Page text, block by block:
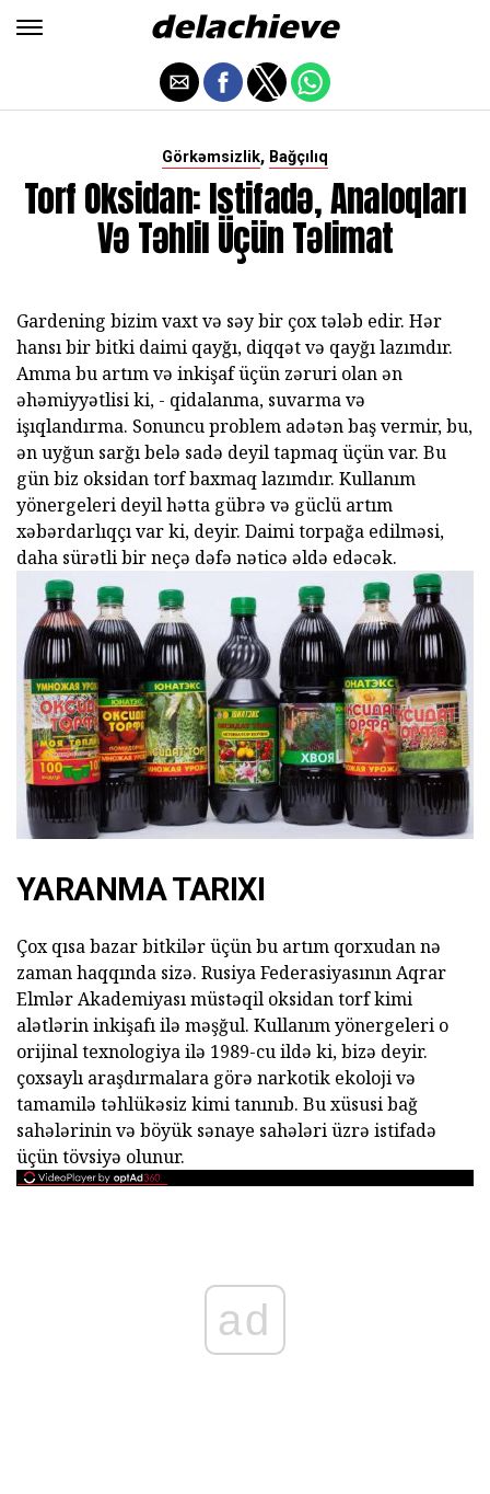
Görkəmsizlik, Bağçılıq
Torf Oksidan: Istifadə, Analoqları
Və Təhlil Üçün Təlimat
Gardening bizim vaxt və səy bir çox tələb edir. Hər
hansı bir bitki daimi qayğı, diqqət və qayğı lazımdır.
Amma bu artım və inkişaf üçün zəruri olan ən
əhəmiyyətlisi ki, - qidalanma, suvarma və
işıqlandırma. Sonuncu problem adətən baş vermir, bu,
ən uyğun sarğı belə sadə deyil tapmaq üçün var. Bu
gün biz oksidan torf baxmaq lazımdır. Kullanım
yönergeleri deyil hətta gübrə və güclü artım
xəbərdarlıqçı var ki, deyir. Daimi torpağa edilməsi,
daha sürətli bir neçə dəfə nəticə əldə edəcək.
YARANMA TARIXI
Çox qısa bazar bitkilər üçün bu artım qorxudan nə
zaman haqqında sizə. Rusiya Federasiyasının Aqrar
Elmlər Akademiyası müstəqil oksidan torf kimi
alətlərin inkişafı ilə məşğul. Kullanım yönergeleri o
orijinal texnologiya ilə 1989-cu ildə ki, bizə deyir.
çoxsaylı araşdırmalara görə narkotik ekoloji və
tamamilə təhlükəsiz kimi tanınıb. Bu xüsusi bağ
sahələrinin və böyük sənaye sahələri üzrə istifadə
üçün tövsiyə olunur.
ad